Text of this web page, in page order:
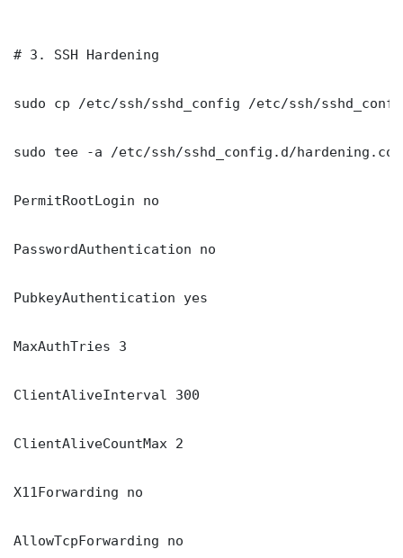
# 3. SSH Hardening
sudo cp /etc/ssh/sshd_config /etc/ssh/
sudo tee -a /etc/ssh/sshd_config.d/
PermitRootLogin no
PasswordAuthentication no
PubkeyAuthentication yes
MaxAuthTries 3
ClientAliveInterval 300
ClientAliveCountMax 2
X11Forwarding no
AllowTcpForwarding no